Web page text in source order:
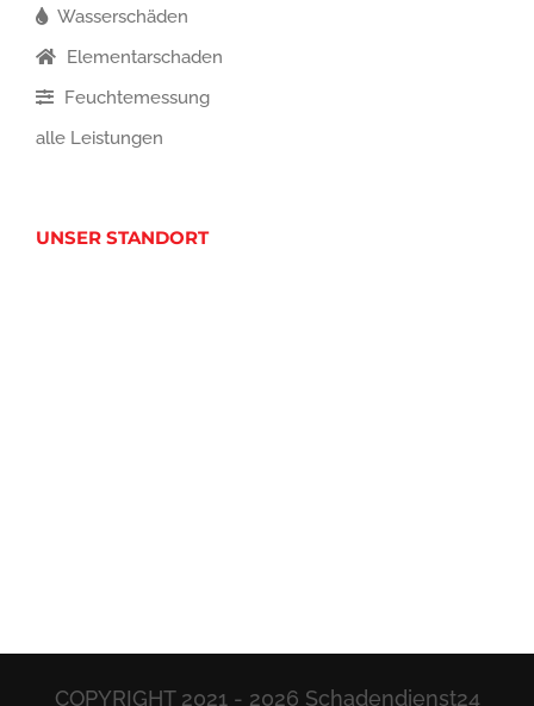
Wasserschäden
Elementarschaden
Feuchtemessung
alle Leistungen
UNSER STANDORT
COPYRIGHT 2021 - 2026 Schadendienst24